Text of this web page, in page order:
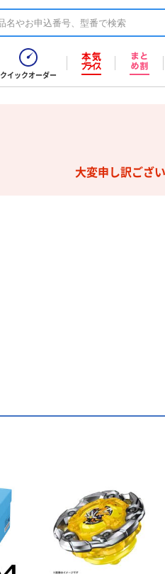
クイックオーダー
大変申し訳ござ